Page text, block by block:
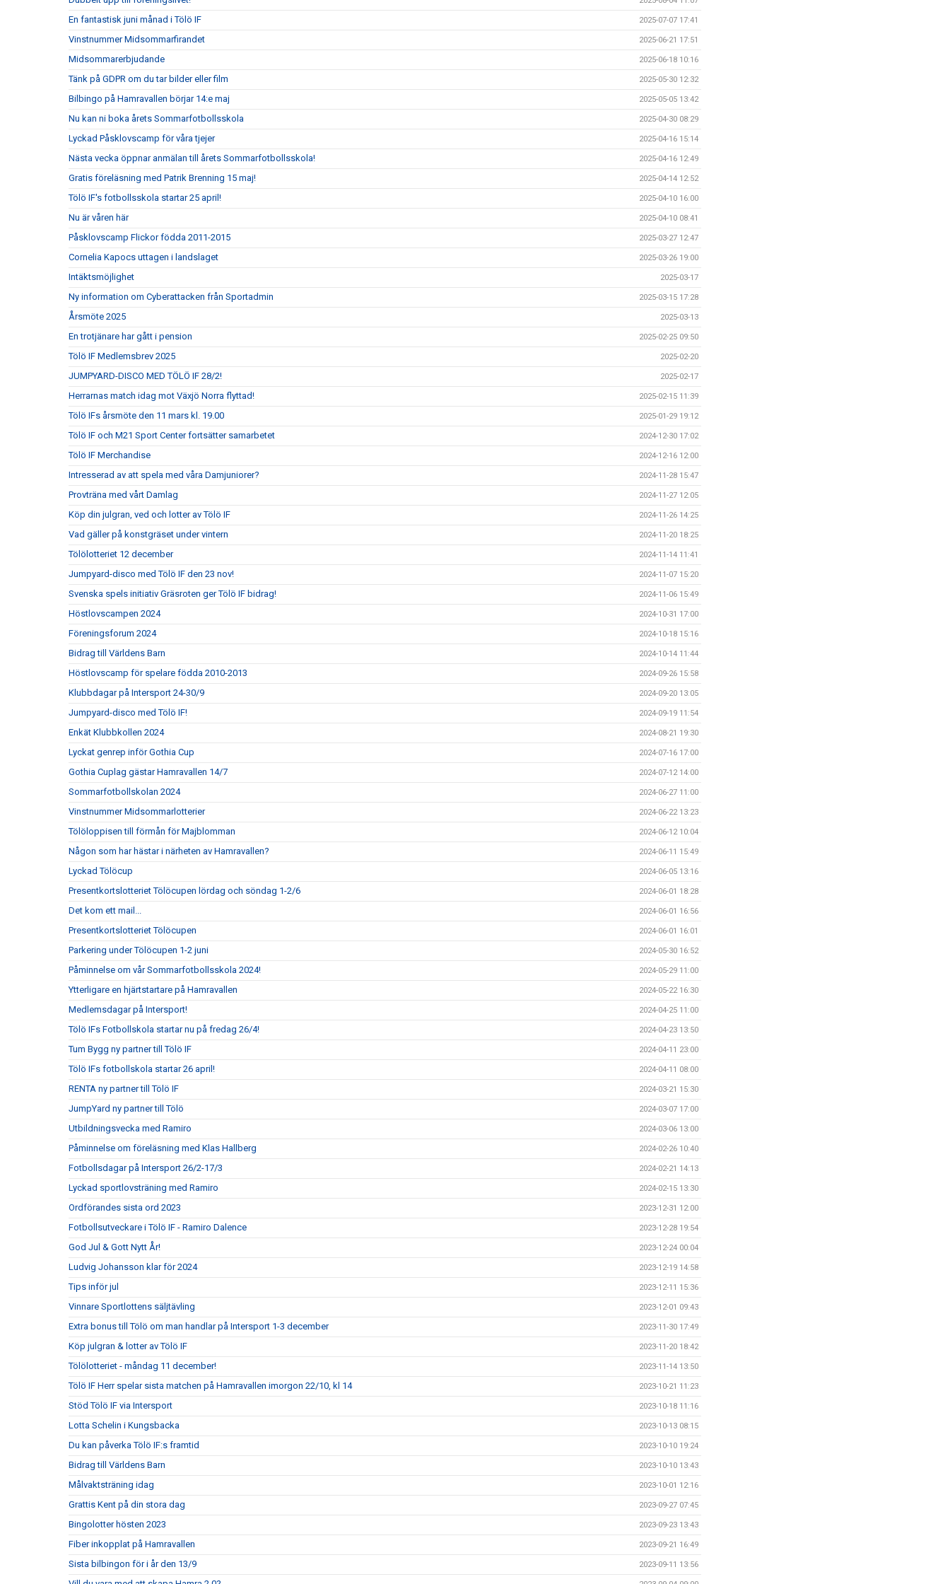
En fantastisk juni månad i Tölö IF 2025-07-07 17:41
Vinstnummer Midsommarfirandet 2025-06-21 17:51
Midsommarerbjudande 2025-06-18 10:16
Tänk på GDPR om du tar bilder eller film 2025-05-30 12:32
Bilbingo på Hamravallen börjar 14:e maj 2025-05-05 13:42
Nu kan ni boka årets Sommarfotbollsskola 2025-04-30 08:29
Lyckad Påsklovscamp för våra tjejer 2025-04-16 15:14
Nästa vecka öppnar anmälan till årets Sommarfotbollsskola! 2025-04-16 12:49
Gratis föreläsning med Patrik Brenning 15 maj! 2025-04-14 12:52
Tölö IF's fotbollsskola startar 25 april! 2025-04-10 16:00
Nu är våren här 2025-04-10 08:41
Påsklovscamp Flickor födda 2011-2015 2025-03-27 12:47
Cornelia Kapocs uttagen i landslaget 2025-03-26 19:00
Intäktsmöjlighet 2025-03-17
Ny information om Cyberattacken från Sportadmin 2025-03-15 17:28
Årsmöte 2025 2025-03-13
En trotjänare har gått i pension 2025-02-25 09:50
Tölö IF Medlemsbrev 2025 2025-02-20
JUMPYARD-DISCO MED TÖLÖ IF 28/2! 2025-02-17
Herrarnas match idag mot Växjö Norra flyttad! 2025-02-15 11:39
Tölö IFs årsmöte den 11 mars kl. 19.00 2025-01-29 19:12
Tölö IF och M21 Sport Center fortsätter samarbetet 2024-12-30 17:02
Tölö IF Merchandise 2024-12-16 12:00
Intresserad av att spela med våra Damjuniorer? 2024-11-28 15:47
Provträna med vårt Damlag 2024-11-27 12:05
Köp din julgran, ved och lotter av Tölö IF 2024-11-26 14:25
Vad gäller på konstgräset under vintern 2024-11-20 18:25
Tölölotteriet 12 december 2024-11-14 11:41
Jumpyard-disco med Tölö IF den 23 nov! 2024-11-07 15:20
Svenska spels initiativ Gräsroten ger Tölö IF bidrag! 2024-11-06 15:49
Höstlovscampen 2024 2024-10-31 17:00
Föreningsforum 2024 2024-10-18 15:16
Bidrag till Världens Barn 2024-10-14 11:44
Höstlovscamp för spelare födda 2010-2013 2024-09-26 15:58
Klubbdagar på Intersport 24-30/9 2024-09-20 13:05
Jumpyard-disco med Tölö IF! 2024-09-19 11:54
Enkät Klubbkollen 2024 2024-08-21 19:30
Lyckat genrep inför Gothia Cup 2024-07-16 17:00
Gothia Cuplag gästar Hamravallen 14/7 2024-07-12 14:00
Sommarfotbollskolan 2024 2024-06-27 11:00
Vinstnummer Midsommarlotterier 2024-06-22 13:23
Tölöloppisen till förmån för Majblomman 2024-06-12 10:04
Någon som har hästar i närheten av Hamravallen? 2024-06-11 15:49
Lyckad Tölöcup 2024-06-05 13:16
Presentkortslotteriet Tölöcupen lördag och söndag 1-2/6 2024-06-01 18:28
Det kom ett mail... 2024-06-01 16:56
Presentkortslotteriet Tölöcupen 2024-06-01 16:01
Parkering under Tölöcupen 1-2 juni 2024-05-30 16:52
Påminnelse om vår Sommarfotbollsskola 2024! 2024-05-29 11:00
Ytterligare en hjärtstartare på Hamravallen 2024-05-22 16:30
Medlemsdagar på Intersport! 2024-04-25 11:00
Tölö IFs Fotbollskola startar nu på fredag 26/4! 2024-04-23 13:50
Tum Bygg ny partner till Tölö IF 2024-04-11 23:00
Tölö IFs fotbollskola startar 26 april! 2024-04-11 08:00
RENTA ny partner till Tölö IF 2024-03-21 15:30
JumpYard ny partner till Tölö 2024-03-07 17:00
Utbildningsvecka med Ramiro 2024-03-06 13:00
Påminnelse om föreläsning med Klas Hallberg 2024-02-26 10:40
Fotbollsdagar på Intersport 26/2-17/3 2024-02-21 14:13
Lyckad sportlovsträning med Ramiro 2024-02-15 13:30
Ordförandes sista ord 2023 2023-12-31 12:00
Fotbollsutveckare i Tölö IF - Ramiro Dalence 2023-12-28 19:54
God Jul & Gott Nytt År! 2023-12-24 00:04
Ludvig Johansson klar för 2024 2023-12-19 14:58
Tips inför jul 2023-12-11 15:36
Vinnare Sportlottens säljtävling 2023-12-01 09:43
Extra bonus till Tölö om man handlar på Intersport 1-3 december 2023-11-30 17:49
Köp julgran & lotter av Tölö IF 2023-11-20 18:42
Tölölotteriet - måndag 11 december! 2023-11-14 13:50
Tölö IF Herr spelar sista matchen på Hamravallen imorgon 22/10, kl 14 2023-10-21 11:23
Stöd Tölö IF via Intersport 2023-10-18 11:16
Lotta Schelin i Kungsbacka 2023-10-13 08:15
Du kan påverka Tölö IF:s framtid 2023-10-10 19:24
Bidrag till Världens Barn 2023-10-10 13:43
Målvaktsträning idag 2023-10-01 12:16
Grattis Kent på din stora dag 2023-09-27 07:45
Bingolotter hösten 2023 2023-09-23 13:43
Fiber inkopplat på Hamravallen 2023-09-21 16:49
Sista bilbingon för i år den 13/9 2023-09-11 13:56